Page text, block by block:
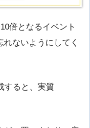
倍となるイベント
ないようにしてく
すると、実質